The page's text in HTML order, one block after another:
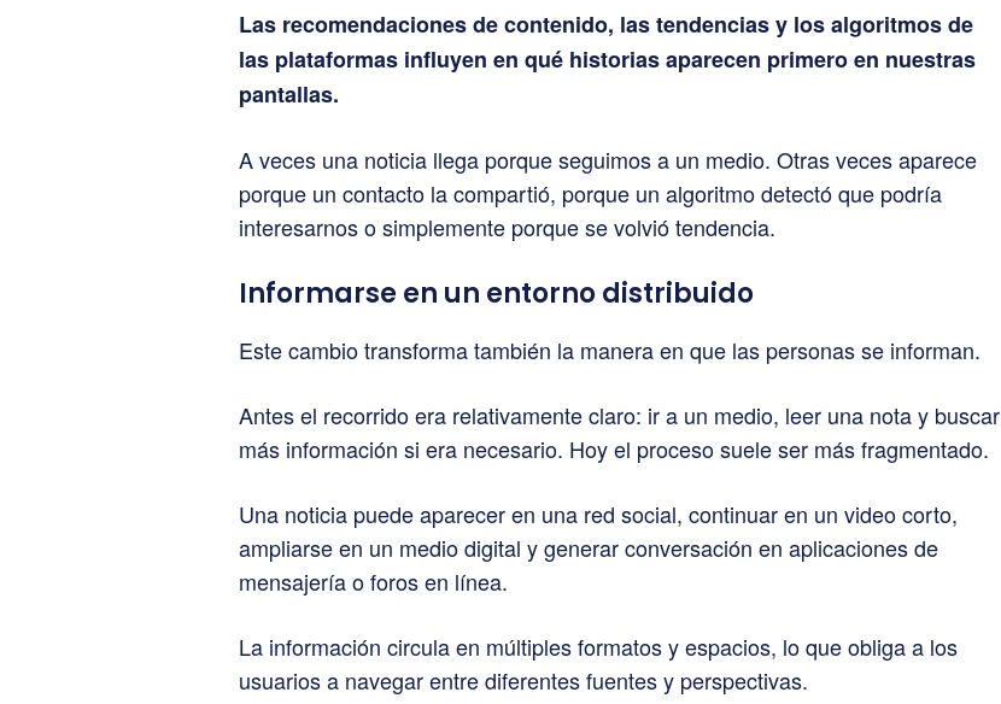
Las recomendaciones de contenido, las tendencias y los algoritmos de
las plataformas influyen en qué historias aparecen primero en nuestras
pantallas.
A veces una noticia llega porque seguimos a un medio. Otras veces aparece
porque un contacto la compartió, porque un algoritmo detectó que podría
interesarnos o simplemente porque se volvió tendencia.
Informarse en un entorno distribuido
Este cambio transforma también la manera en que las personas se informan.
Antes el recorrido era relativamente claro: ir a un medio, leer una nota y buscar
más información si era necesario. Hoy el proceso suele ser más fragmentado.
Una noticia puede aparecer en una red social, continuar en un video corto,
ampliarse en un medio digital y generar conversación en aplicaciones de
mensajería o foros en línea.
La información circula en múltiples formatos y espacios, lo que obliga a los
usuarios a navegar entre diferentes fuentes y perspectivas.